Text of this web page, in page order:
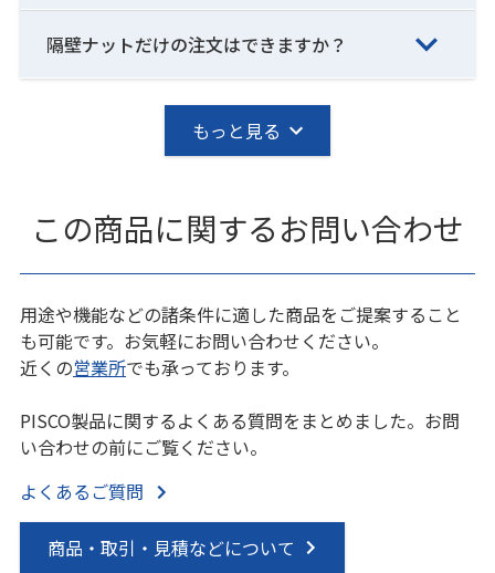
隔壁ナットだけの注文はできますか？
もっと見る
この商品に関するお問い合わせ
用途や機能などの諸条件に適した商品をご提案すること
も可能です。お気軽にお問い合わせください。
近くの営業所でも承っております。
PISCO製品に関するよくある質問をまとめました。お問
い合わせの前にご覧ください。
よくあるご質問
商品・取引・見積などについて